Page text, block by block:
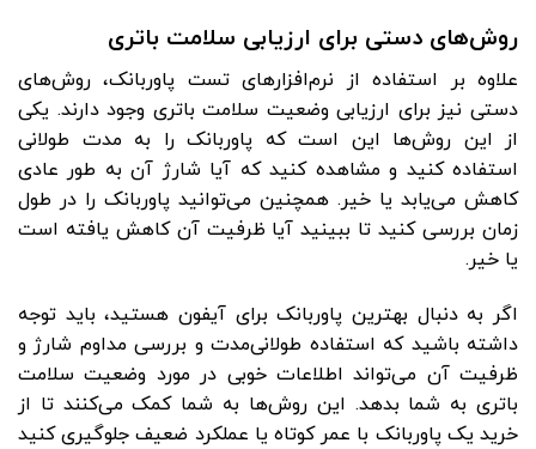
روش‌های دستی برای ارزیابی سلامت باتری
علاوه بر استفاده از نرم‌افزارهای تست پاوربانک، روش‌های
دستی نیز برای ارزیابی وضعیت سلامت باتری وجود دارند. یکی
از این روش‌ها این است که پاوربانک را به مدت طولانی
استفاده کنید و مشاهده کنید که آیا شارژ آن به طور عادی
کاهش می‌یابد یا خیر. همچنین می‌توانید پاوربانک را در طول
زمان بررسی کنید تا ببینید آیا ظرفیت آن کاهش یافته است
یا خیر.
اگر به دنبال بهترین پاوربانک برای آیفون هستید، باید توجه
داشته باشید که استفاده طولانی‌مدت و بررسی مداوم شارژ و
ظرفیت آن می‌تواند اطلاعات خوبی در مورد وضعیت سلامت
باتری به شما بدهد. این روش‌ها به شما کمک می‌کنند تا از
خرید یک پاوربانک با عمر کوتاه یا عملکرد ضعیف جلوگیری کنید